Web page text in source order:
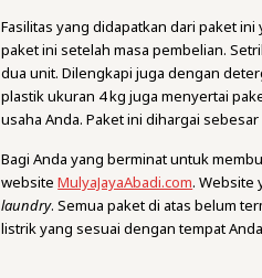
Fasilitas yang didapatkan dari paket
paket ini setelah masa pembelian.
dua unit. Dilengkapi juga dengan
plastik ukuran 4 kg juga menyertai
usaha Anda. Paket ini dihargai sebesar
Bagi Anda yang berminat untuk
websiteMulyaJayaAbadi.com. Website
laundry. Semua paket di atas belum
listrik yang sesuai dengan tempat